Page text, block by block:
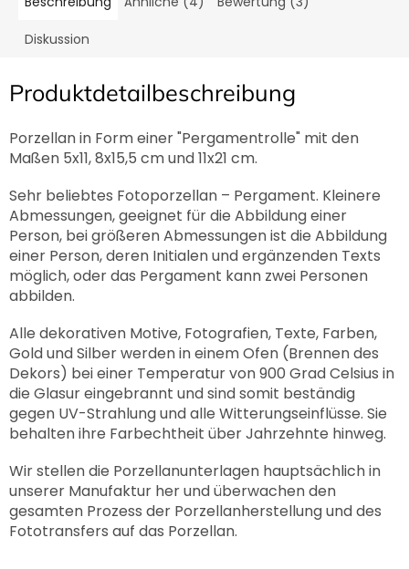
Diskussion
Produktdetailbeschreibung
Porzellan in Form einer "Pergamentrolle" mit den
Maßen 5x11, 8x15,5 cm und 11x21 cm.
Sehr beliebtes Fotoporzellan – Pergament. Kleinere
Abmessungen, geeignet für die Abbildung einer
Person, bei größeren Abmessungen ist die Abbildung
einer Person, deren Initialen und ergänzenden Texts
möglich, oder das Pergament kann zwei Personen
abbilden.
Alle dekorativen Motive, Fotografien, Texte, Farben,
Gold und Silber werden in einem Ofen (Brennen des
Dekors) bei einer Temperatur von 900 Grad Celsius in
die Glasur eingebrannt und sind somit beständig
gegen UV-Strahlung und alle Witterungseinflüsse. Sie
behalten ihre Farbechtheit über Jahrzehnte hinweg.
Wir stellen die Porzellanunterlagen hauptsächlich in
unserer Manufaktur her und überwachen den
gesamten Prozess der Porzellanherstellung und des
Fototransfers auf das Porzellan.